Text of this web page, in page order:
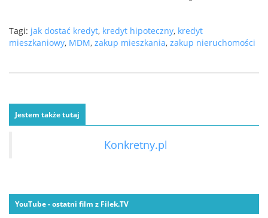
Tagi: jak dostać kredyt, kredyt hipoteczny, kredyt
mieszkaniowy, MDM, zakup mieszkania, zakup nieruchomości
Jestem także tutaj
Konkretny.pl
YouTube - ostatni film z Filek.TV